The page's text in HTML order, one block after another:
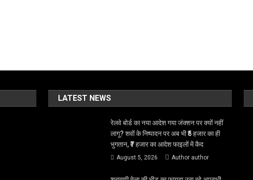
LATEST NEWS
रेलवे बोर्ड का नया आदेश गया जंक्शन पर क्यों नहीं
लागू? शवों के निष्पादन पर अब भी ₹5 हजार का ही
भुगतान, ₹7 हजार का आदेश फाइलों में कैद
August 5, 2026 Author author